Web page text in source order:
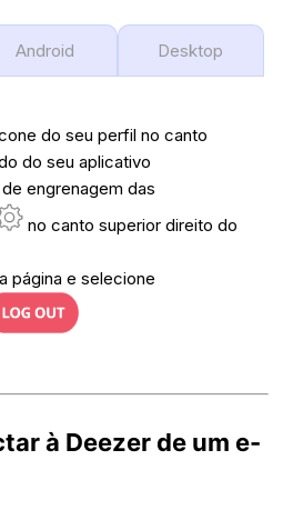
Android Desktop
do seu perfil no canto
do seu aplicativo
engrenagem das
no canto superior direito do
página e selecione
à Deezer de um e-